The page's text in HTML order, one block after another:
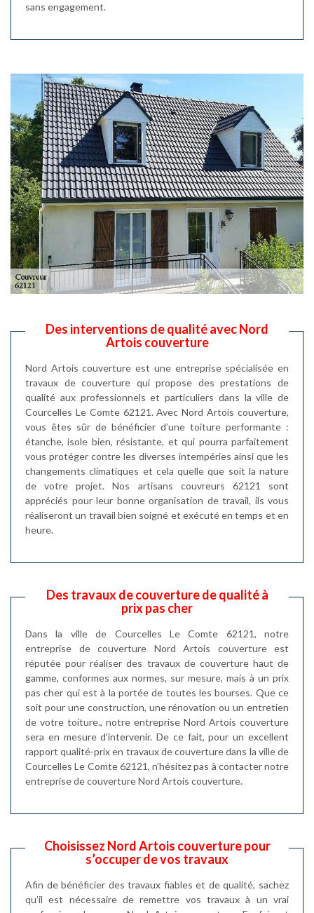
sans engagement.
Des interventions de qualité avec Nord
Artois couverture
Nord Artois couverture est une entreprise spécialisée en
travaux de couverture qui propose des prestations de
qualité aux professionnels et particuliers dans la ville de
Courcelles Le Comte 62121. Avec Nord Artois couverture,
vous êtes sûr de bénéficier d’une toiture performante :
étanche, isole bien, résistante, et qui pourra parfaitement
vous protéger contre les diverses intempéries ainsi que les
changements climatiques et cela quelle que soit la nature
de votre projet. Nos artisans couvreurs 62121 sont
appréciés pour leur bonne organisation de travail, ils vous
réaliseront un travail bien soigné et exécuté en temps et en
heure.
Des travaux de couverture de qualité à
prix pas cher
Dans la ville de Courcelles Le Comte 62121, notre
entreprise de couverture Nord Artois couverture est
réputée pour réaliser des travaux de couverture haut de
gamme, conformes aux normes, sur mesure, mais à un prix
pas cher qui est à la portée de toutes les bourses. Que ce
soit pour une construction, une rénovation ou un entretien
de votre toiture., notre entreprise Nord Artois couverture
sera en mesure d’intervenir. De ce fait, pour un excellent
rapport qualité-prix en travaux de couverture dans la ville de
Courcelles Le Comte 62121, n’hésitez pas à contacter notre
entreprise de couverture Nord Artois couverture.
Choisissez Nord Artois couverture pour
s’occuper de vos travaux
Afin de bénéficier des travaux fiables et de qualité, sachez
qu’il est nécessaire de remettre vos travaux à un vrai